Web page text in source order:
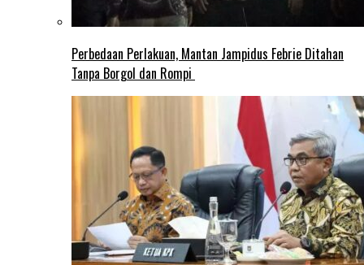
Perbedaan Perlakuan, Mantan Jampidus Febrie Ditahan
Tanpa Borgol dan Rompi